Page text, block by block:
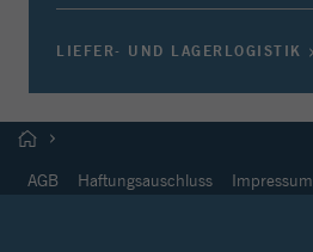
LIEFER- UND LAGERLOGISTIK
AGB Haftungsauschluss Impressum